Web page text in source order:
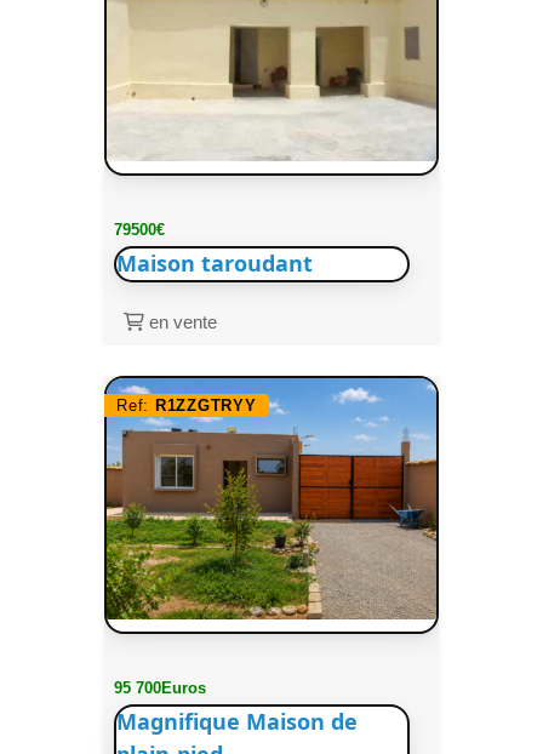
79500€
Maison taroudant
en vente
Ref: R1ZZGTRYY
95 700Euros
Magnifique Maison de